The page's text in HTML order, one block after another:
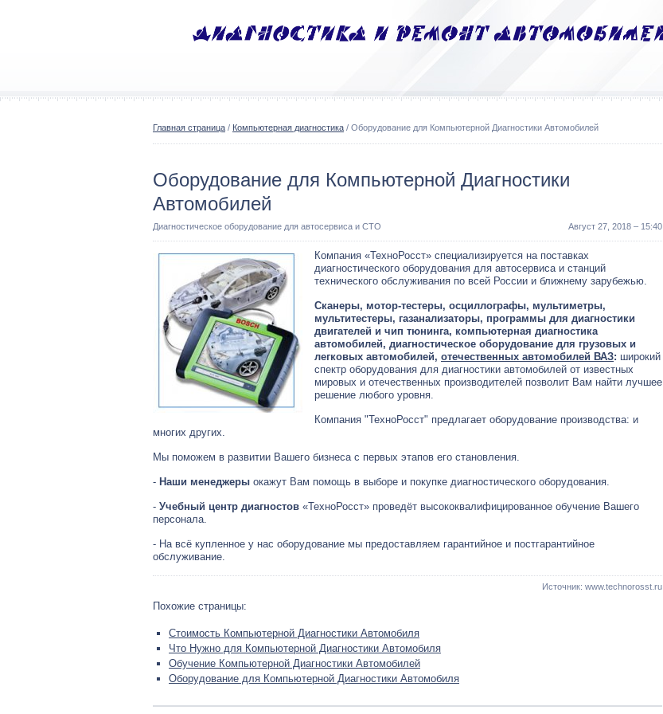
Главная страница / Компьютерная диагностика / Оборудование для Компьютерной Диагностики Автомобилей
Оборудование для Компьютерной Диагностики
Автомобилей
Диагностическое оборудование для автосервиса и СТО Август 27, 2018 – 15:40
Компания «ТехноРосст» специализируется на поставках
диагностического оборудования для автосервиса и станций
технического обслуживания по всей России и ближнему зарубежью.
Сканеры, мотор-тестеры, осциллографы, мультиметры,
мультитестеры, газанализаторы, программы для диагностики
двигателей и чип тюнинга, компьютерная диагностика
автомобилей, диагностическое оборудование для грузовых и
легковых автомобилей, отечественных автомобилей ВАЗ: широкий
спектр оборудования для диагностики автомобилей от известных
мировых и отечественных производителей позволит Вам найти лучшее
решение любого уровня.
Компания "ТехноРосст" предлагает оборудование производства: и
многих других.
Мы поможем в развитии Вашего бизнеса с первых этапов его становления.
- Наши менеджеры окажут Вам помощь в выборе и покупке диагностического оборудования.
- Учебный центр диагностов «ТехноРосст» проведёт высококвалифицированное обучение Вашего
персонала.
- На всё купленное у нас оборудование мы предоставляем гарантийное и постгарантийное
обслуживание.
Источник: www.technorosst.ru
Похожие страницы:
Стоимость Компьютерной Диагностики Автомобиля
Что Нужно для Компьютерной Диагностики Автомобиля
Обучение Компьютерной Диагностики Автомобилей
Оборудование для Компьютерной Диагностики Автомобиля